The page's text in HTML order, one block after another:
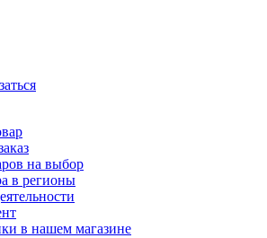
на выбор
в регионы
в нашем магазине